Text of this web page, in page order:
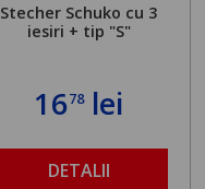
Stecher Schuko cu 3
iesiri + tip "S"
1678lei
DETALII